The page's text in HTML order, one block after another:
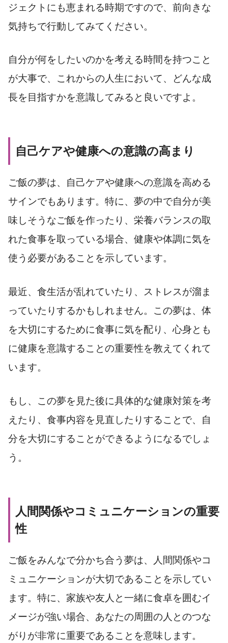
ジェクトにも恵まれる時期ですので、前向きな
気持ちで行動してみてください。
自分が何をしたいのかを考える時間を持つこと
が大事で、これからの人生において、どんな成
長を目指すかを意識してみると良いですよ。
自己ケアや健康への意識の高まり
ご飯の夢は、自己ケアや健康への意識を高める
サインでもあります。特に、夢の中で自分が美
味しそうなご飯を作ったり、栄養バランスの取
れた食事を取っている場合、健康や体調に気を
使う必要があることを示しています。
最近、食生活が乱れていたり、ストレスが溜ま
っていたりするかもしれません。この夢は、体
を大切にするために食事に気を配り、心身とも
に健康を意識することの重要性を教えてくれて
います。
もし、この夢を見た後に具体的な健康対策を考
えたり、食事内容を見直したりすることで、自
分を大切にすることができるようになるでしょ
う。
人間関係やコミュニケーションの重要
性
ご飯をみんなで分かち合う夢は、人間関係やコ
ミュニケーションが大切であることを示してい
ます。特に、家族や友人と一緒に食卓を囲むイ
メージが強い場合、あなたの周囲の人とのつな
がりが非常に重要であることを意味します。